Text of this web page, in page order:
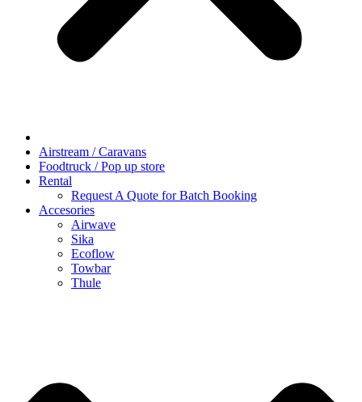
Airstream / Caravans
Foodtruck / Pop up store
Rental
Request A Quote for Batch Booking
Accesories
Airwave
Sika
Ecoflow
Towbar
Thule